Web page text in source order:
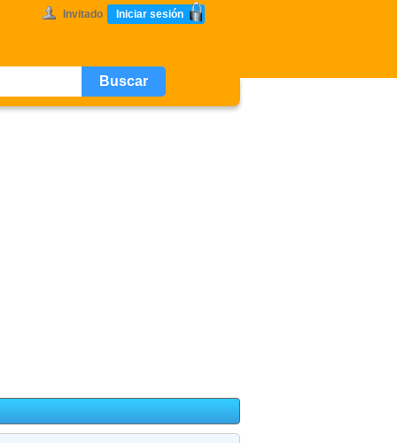
Invitado Iniciar sesión